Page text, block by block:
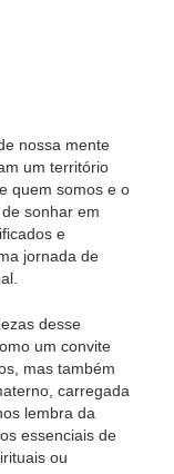
nossa mente
um território
quem somos e o
sonhar em
e
jornada de
desse
um convite
mas também
carregada
lembra da
essenciais de
ou